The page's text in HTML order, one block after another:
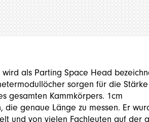
als Parting Space Head
sorgen für die
gesamten Kammkörpers. 1cm
genaue Länge zu messen. Er
und von vielen Fachleuten auf der